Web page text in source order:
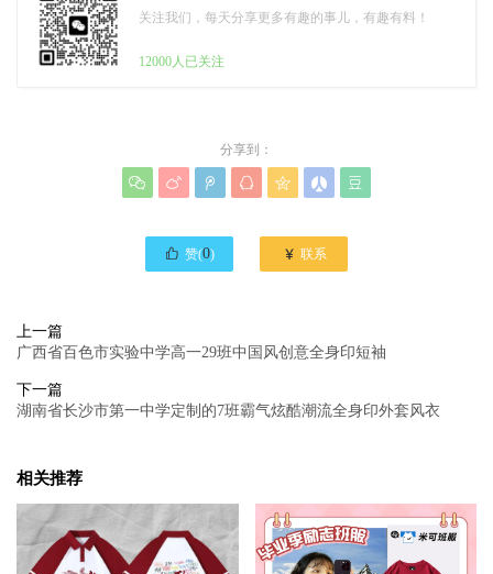
关注我们，每天分享更多有趣的事儿，有趣有料！
12000人已关注
分享到：
      
 赞(0)  联系
上一篇
广西省百色市实验中学高一29班中国风创意全身印短袖
下一篇
湖南省长沙市第一中学定制的7班霸气炫酷潮流全身印外套风衣
相关推荐